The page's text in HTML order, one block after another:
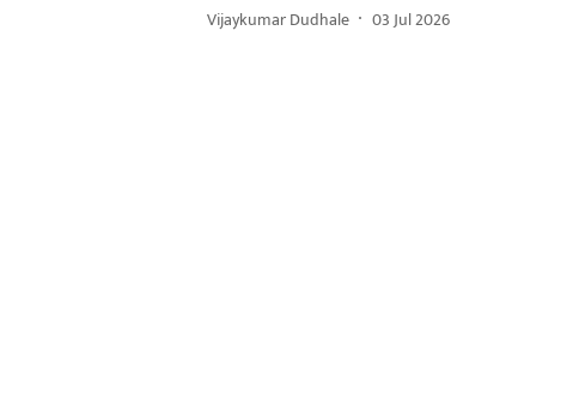
Vijaykumar Dudhale 03 Jul 2026